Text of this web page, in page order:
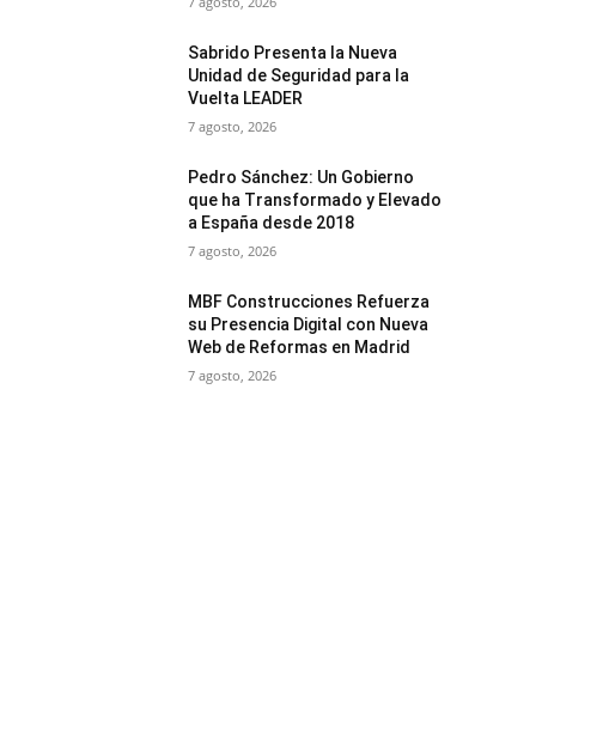
Sabrido Presenta la Nueva
Unidad de Seguridad para la
Vuelta LEADER
7 agosto, 2026
Pedro Sánchez: Un Gobierno
que ha Transformado y Elevado
a España desde 2018
7 agosto, 2026
MBF Construcciones Refuerza
su Presencia Digital con Nueva
Web de Reformas en Madrid
7 agosto, 2026